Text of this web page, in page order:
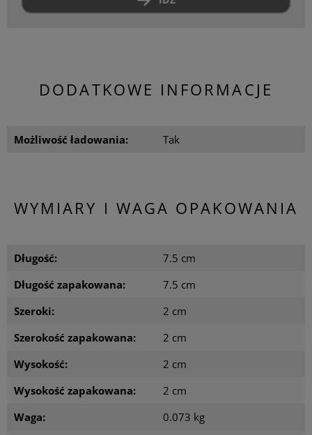
DODATKOWE INFORMACJE
Możliwość ładowania: Tak
WYMIARY I WAGA OPAKOWANIA
Długość:
7.5 cm
Długość zapakowana:
7.5 cm
Szeroki:
2 cm
Szerokość zapakowana:
2 cm
Wysokość:
2 cm
Wysokość zapakowana:
2 cm
Waga:
0.073 kg